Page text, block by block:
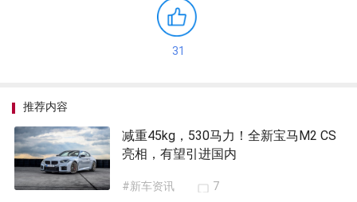
31
推荐内容
减重45kg，530马力！全新宝马M2 CS
亮相，有望引进国内
#新车资讯 7